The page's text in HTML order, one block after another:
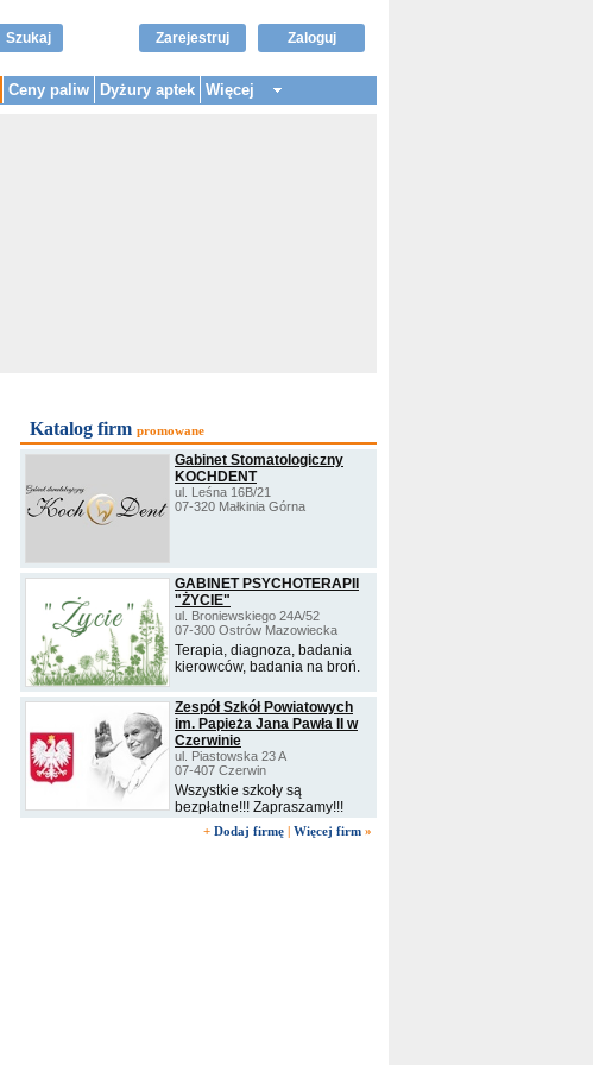
Szukaj Zaloguj
Zarejestruj
Ceny paliw Dyżury aptek Więcej
Katalog firm promowane
Gabinet Stomatologiczny
KOCHDENT
ul. Leśna 16B/21
07-320 Małkinia Górna
GABINET PSYCHOTERAPII
"ŻYCIE"
ul. Broniewskiego 24A/52
07-300 Ostrów Mazowiecka
Terapia, diagnoza, badania
kierowców, badania na broń.
Zespół Szkół Powiatowych
im. Papieża Jana Pawła II w
Czerwinie
ul. Piastowska 23 A
07-407 Czerwin
Wszystkie szkoły są
bezpłatne!!! Zapraszamy!!!
+ Dodaj firmę | Więcej firm »